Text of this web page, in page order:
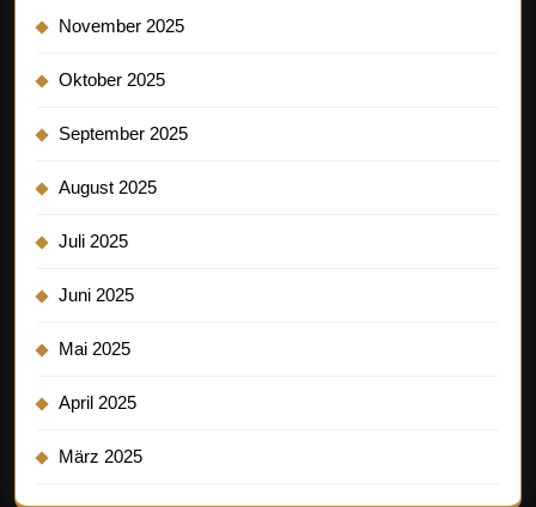
November 2025
Oktober 2025
September 2025
August 2025
Juli 2025
Juni 2025
Mai 2025
April 2025
März 2025